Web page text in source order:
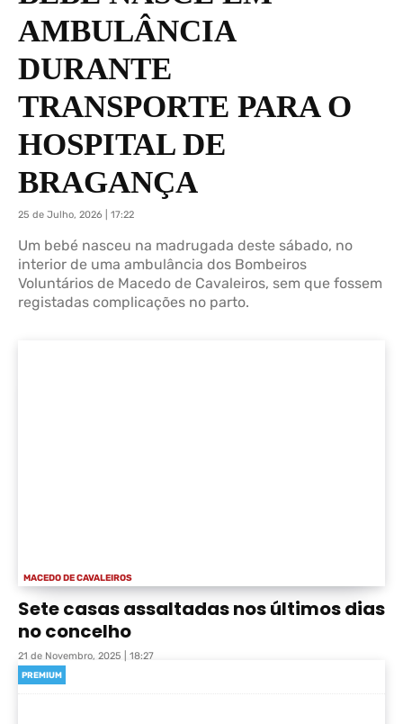
AMBULÂNCIA
DURANTE
TRANSPORTE PARA O
HOSPITAL DE
BRAGANÇA
25 de Julho, 2026 | 17:22
Um bebé nasceu na madrugada deste sábado, no
interior de uma ambulância dos Bombeiros
Voluntários de Macedo de Cavaleiros, sem que fossem
registadas complicações no parto.
MACEDO DE CAVALEIROS
Sete casas assaltadas nos últimos dias
no concelho
21 de Novembro, 2025 | 18:27
PREMIUM